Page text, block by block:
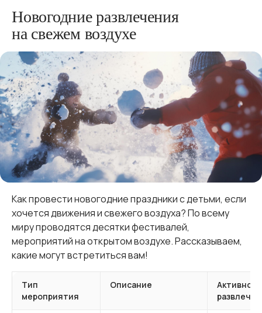
Новогодние развлечения
на свежем воздухе
Как провести новогодние праздники с детьми, если
хочется движения и свежего воздуха? По всему
миру проводятся десятки фестивалей,
мероприятий на открытом воздухе. Рассказываем,
какие могут встретиться вам!
Тип
мероприятия
Описание